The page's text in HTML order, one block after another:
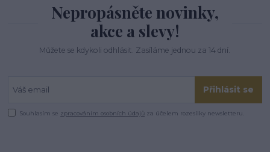
Nepropásněte novinky,
akce a slevy!
Můžete se kdykoli odhlásit. Zasíláme jednou za 14 dní.
Přihlásit se
Souhlasím se zpracováním osobních údajů za účelem rozesílky newsletteru.